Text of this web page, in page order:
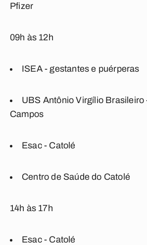
Pfizer
09h às 12h
ISEA - gestantes e puérperas
UBS Antônio Virgílio Brasileiro
Campos
Esac - Catolé
Centro de Saúde do Catolé
14h às 17h
Esac - Catolé